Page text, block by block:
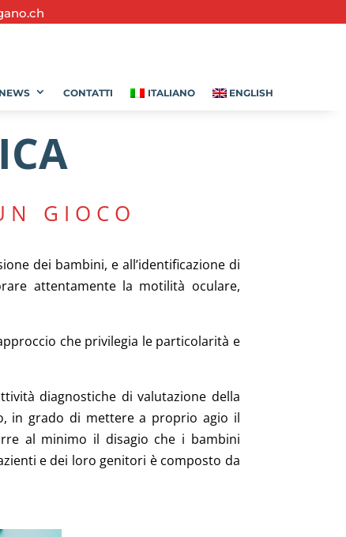
CONTATTI ITALIANO ENGLISH
GIOCO
dei bambini, e all’identificazione di
attentamente la motilità oculare,
che privilegia le particolarità e
diagnostiche di valutazione della
in grado di mettere a proprio agio il
al minimo il disagio che i bambini
e dei loro genitori è composto da